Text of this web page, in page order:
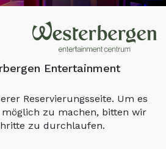
Entertainment
Reservierungsseite. Um es
zu machen, bitten wir
zu durchlaufen.